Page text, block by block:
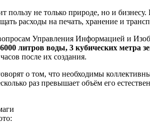
пользу не только природе, но и
расходы на печать, хранение и
Управления Информацией и
литров воды, 3 кубических метра
после их создания.
о том, что необходимы
раз превышает объём его